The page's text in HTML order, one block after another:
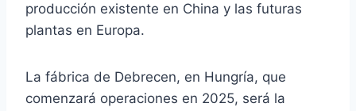
producción existente en China y las futuras
plantas en Europa.
La fábrica de Debrecen, en Hungría, que
comenzará operaciones en 2025, será la